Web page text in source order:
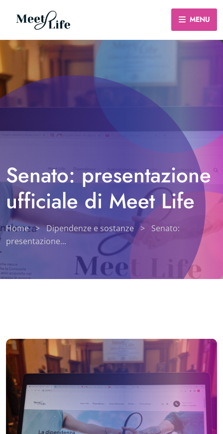
MENU
Senato: presentazione
ufficiale di Meet Life
Home > Dipendenze e sostanze >
Senato:
presentazione...